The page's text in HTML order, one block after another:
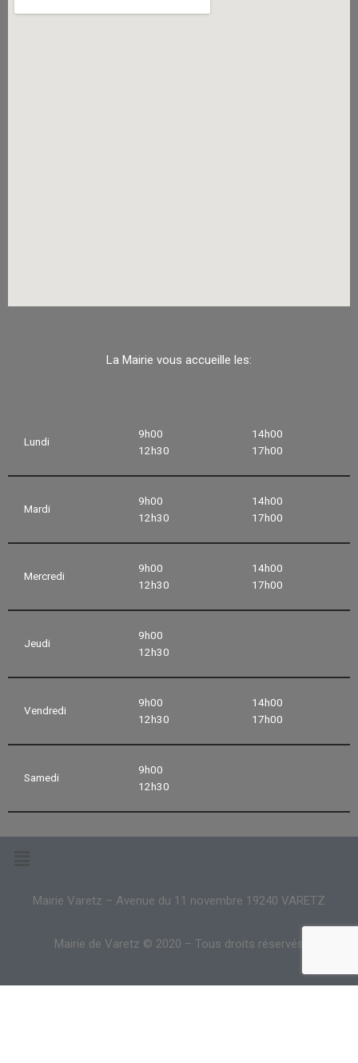
La Mairie vous accueille les:
Lundi
9h00
12h30
14h00
17h00
Mardi
9h00
12h30
14h00
17h00
Mercredi
9h00
12h30
14h00
17h00
Jeudi
9h00
12h30
Vendredi
9h00
12h30
14h00
17h00
Samedi
9h00
12h30
Mairie Varetz – Avenue du 11 novembre 19240 VARETZ
Mairie de Varetz © 2020 – Tous droits réservés